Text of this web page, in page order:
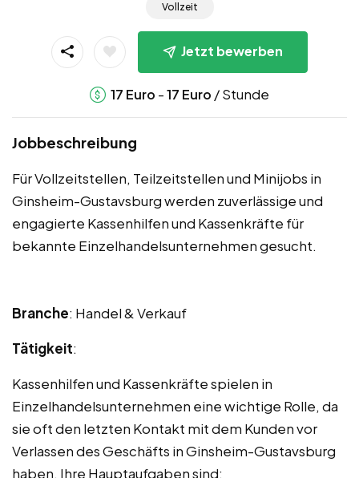
Vollzeit
Jetzt bewerben
17 Euro -17 Euro / Stunde
Jobbeschreibung
Für Vollzeitstellen, Teilzeitstellen und Minijobs in
Ginsheim-Gustavsburg werden zuverlässige und
engagierte Kassenhilfen und Kassenkräfte für
bekannte Einzelhandelsunternehmen gesucht.
Branche: Handel & Verkauf
Tätigkeit:
Kassenhilfen und Kassenkräfte spielen in
Einzelhandelsunternehmen eine wichtige Rolle, da
sie oft den letzten Kontakt mit dem Kunden vor
Verlassen des Geschäfts in Ginsheim-Gustavsburg
haben. Ihre Hauptaufgaben sind: